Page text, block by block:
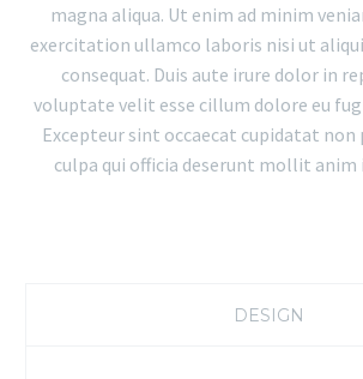
magna aliqua. Ut enim ad minim
exercitation ullamco laboris nisi ut
consequat. Duis aute irure dolor in
voluptate velit esse cillum dolore eu
Excepteur sint occaecat cupidatat
culpa qui officia deserunt mollit anim
DESIGN